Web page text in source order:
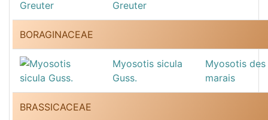
Greuter
BORAGINACEAE
Myosotis sicula
Guss.
Myosotis des
marais
BRASSICACEAE